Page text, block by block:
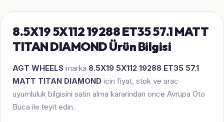
8.5X19 5X112 19288 ET35 57.1 MATT
TITAN DIAMOND Ürün Bilgisi
AGT WHEELS marka 8.5X19 5X112 19288 ET35 57.1
MATT TITAN DIAMOND icin fiyat, stok ve arac
uyumluluk bilgisini satin alma kararindan once Avrupa Oto
Buca ile teyit edin.